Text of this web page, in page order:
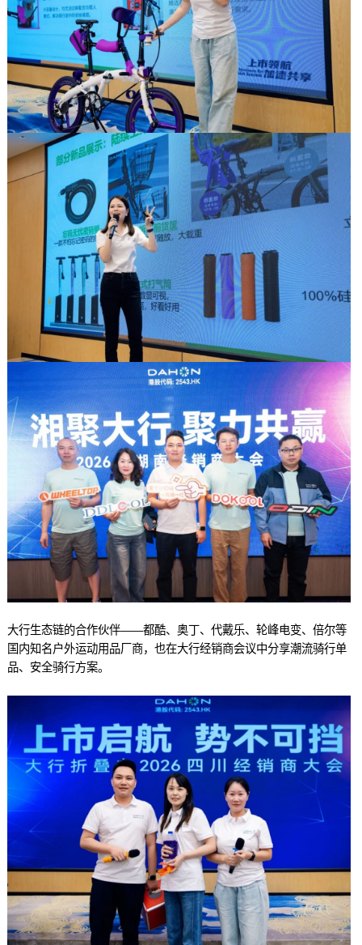
大行生态链的合作伙伴——都酷、奥丁、代戴乐、轮峰电变、倍尔等
国内知名户外运动用品厂商，也在大行经销商会议中分享潮流骑行单
品、安全骑行方案。